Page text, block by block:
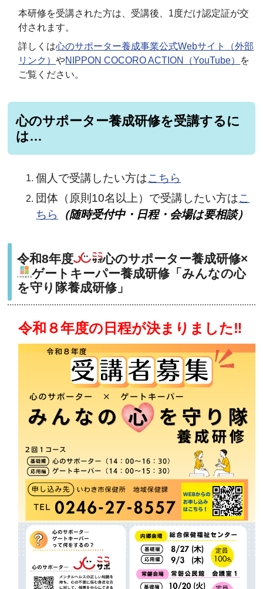
本研修を受講された方は、受講後、1度だけ認定証が交
付されます。
詳しくは心のサポーター養成事業公式Webサイト（外部
リンク）やNIPPON COCORO ACTION（YouTube） を
ご覧ください。
心のサポーター養成研修を受講するに
は…
個人で受講したい方はこちら
団体（原則10名以上）で受講したい方はこ
ちら
（随時受付中・日程・会場は要相談）
令和8年度 心のサポーター養成研修×
ゲートキーパー養成研修「みんなの心
を守り隊養成研修」
令和８年度の日程が決まりました‼